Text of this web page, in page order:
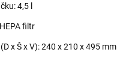
4,5 l
filtr
x Š x V): 240 x 210 x 495 mm